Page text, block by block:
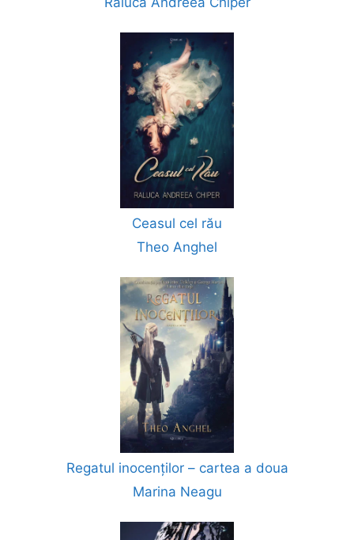
Ceasul cel rău
Theo Anghel
Regatul inocenților – cartea a doua
Marina Neagu